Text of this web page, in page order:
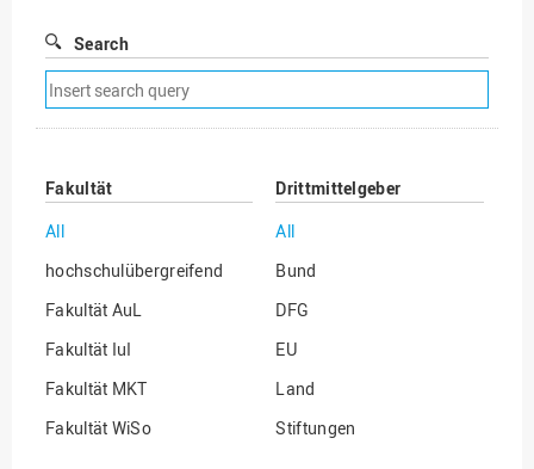
Search
Remove
search
filter
Fakultät
All
hochschulübergreifend
Fakultät AuL
Fakultät IuI
Fakultät MKT
Fakultät WiSo
Drittmittelgeber
All
Bund
DFG
EU
Land
Stiftungen